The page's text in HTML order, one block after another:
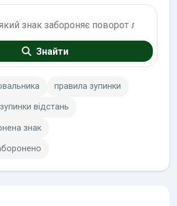
Знайти
правила зупинки
відстань
знак